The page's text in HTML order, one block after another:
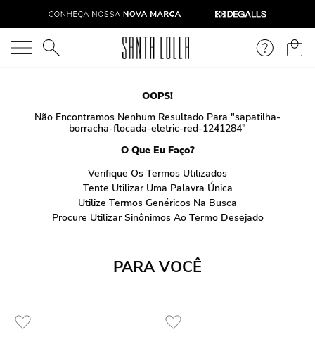
O que você está procurando?
OOPS!
Não Encontramos Nenhum Resultado Para "sapatilha-
borracha-flocada-eletric-red-1241284"
O Que Eu Faço?
Verifique Os Termos Utilizados
Tente Utilizar Uma Palavra Única
Utilize Termos Genéricos Na Busca
Procure Utilizar Sinônimos Ao Termo Desejado
PARA VOCÊ